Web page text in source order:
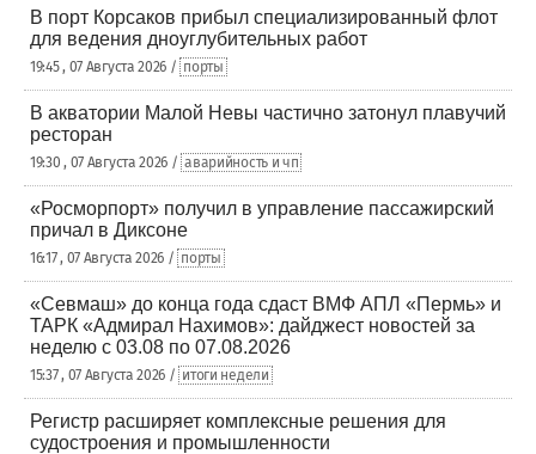
В порт Корсаков прибыл специализированный флот
для ведения дноуглубительных работ
19:45 , 07 Августа 2026 / порты
В акватории Малой Невы частично затонул плавучий
ресторан
19:30 , 07 Августа 2026 / аварийность и чп
«Росморпорт» получил в управление пассажирский
причал в Диксоне
16:17 , 07 Августа 2026 / порты
«Севмаш» до конца года сдаст ВМФ АПЛ «Пермь» и
ТАРК «Адмирал Нахимов»: дайджест новостей за
неделю с 03.08 по 07.08.2026
15:37 , 07 Августа 2026 / итоги недели
Регистр расширяет комплексные решения для
судостроения и промышленности